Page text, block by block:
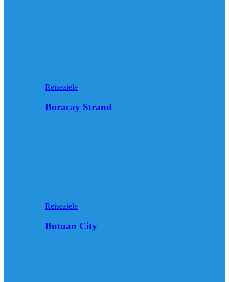
Reiseziele
Boracay Strand
Reiseziele
Butuan City